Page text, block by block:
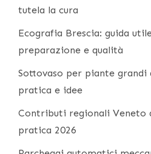
tutela la cura
Ecografia Brescia: guida
preparazione e qualità
Sottovaso per piante grandi
pratica e idee
Contributi regionali Veneto
pratica 2026